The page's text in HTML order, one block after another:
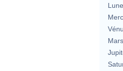
Lune
Mars